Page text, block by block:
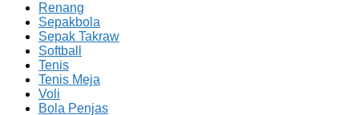
Renang
Sepakbola
Sepak Takraw
Softball
Tenis
Tenis Meja
Voli
Bola Penjas